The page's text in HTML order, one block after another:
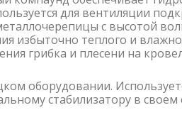
для вентиляции
с высотой
избыточно теплого и
грибка и плесени на
оборудовании.
стабилизатору в своем